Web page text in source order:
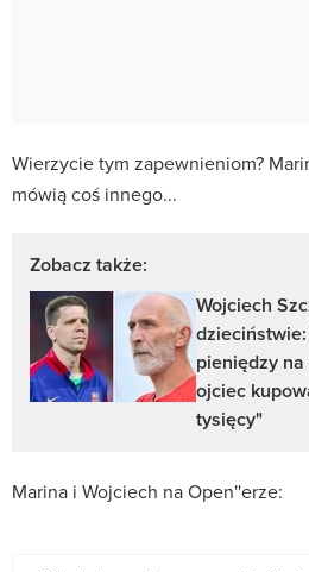
Wierzycie tym zapewnieniom?
mówią coś innego...
Zobacz także:
Wojciech
pieniędzy
ojciec
tysięcy"
Marina i Wojciech na Open''erze: